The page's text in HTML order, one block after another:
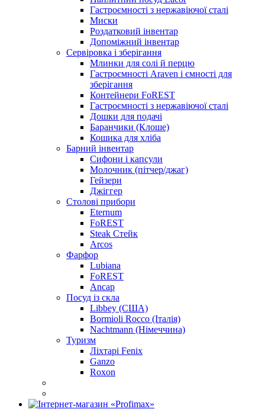
Гастроємності з нержавіючої сталі
Миски
Роздатковий інвентар
Допоміжний інвентар
Сервіровка і зберігання
Млинки для солі й перцю
Гастроємності Araven і ємності для
зберігання
Контейнери FoREST
Гастроємності з нержавіючої сталі
Дошки для подачі
Баранчики (Клоше)
Кошика для хліба
Барний інвентар
Сифони і капсули
Молочник (пітчер/джаг)
Гейзери
Джіггер
Столові прибори
Eternum
FoREST
Steak Стейк
Arcos
Фарфор
Lubiana
FoREST
Ancap
Посуд із скла
Libbey (США)
Bormioli Rocco (Італія)
Nachtmann (Німеччина)
Туризм
Ліхтарі Fenix
Ganzo
Roxon